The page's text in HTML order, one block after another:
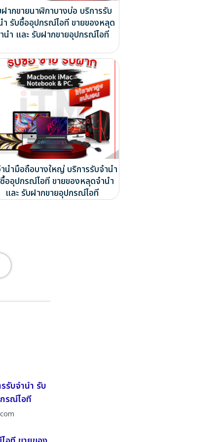
ากขายนาฬิกาบางบ่อ บริการรับ
ำ รับซื้ออุปกรณ์ไอที ขายของหลุด
นำ และ รับฝากขายอุปกรณ์ไอที
นำมือถือบางใหญ่ บริการรับจำนำ
ออุปกรณ์ไอที ขายของหลุดจำนำ
และ รับฝากขายอุปกรณ์ไอที
รับจำนำ รับ
รณ์ไอที